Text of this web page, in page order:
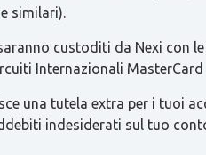
similari).
custoditi da Nexi con
Internazionali MasterCard
una tutela extra per i tuoi
indesiderati sul tuo